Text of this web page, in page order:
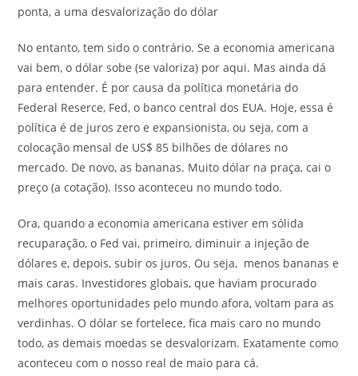
ponta, a uma desvalorização do dólar
No entanto, tem sido o contrário. Se a economia americana
vai bem, o dólar sobe (se valoriza) por aqui. Mas ainda dá
para entender. É por causa da política monetária do
Federal Reserce, Fed, o banco central dos EUA. Hoje, essa é
política é de juros zero e expansionista, ou seja, com a
colocação mensal de US$ 85 bilhões de dólares no
mercado. De novo, as bananas. Muito dólar na praça, cai o
preço (a cotação). Isso aconteceu no mundo todo.
Ora, quando a economia americana estiver em sólida
recuparação, o Fed vai, primeiro, diminuir a injeção de
dólares e, depois, subir os juros. Ou seja, menos bananas e
mais caras. Investidores globais, que haviam procurado
melhores oportunidades pelo mundo afora, voltam para as
verdinhas. O dólar se fortelece, fica mais caro no mundo
todo, as demais moedas se desvalorizam. Exatamente como
aconteceu com o nosso real de maio para cá.